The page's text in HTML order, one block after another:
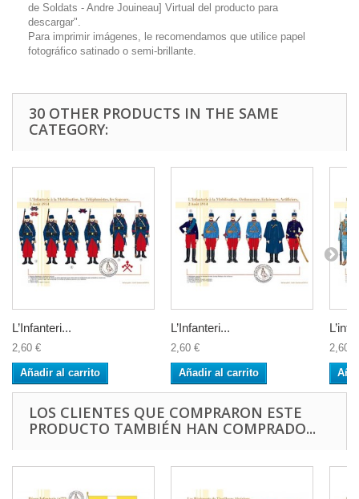
de Soldats - Andre Jouineau] Virtual del producto para
descargar".
Para imprimir imágenes, le recomendamos que utilice papel
fotográfico satinado o semi-brillante.
30 OTHER PRODUCTS IN THE SAME
CATEGORY:
L’Infanteri...
2,60 €
Añadir al carrito
L’Infanteri...
2,60 €
Añadir al carrito
2,60 €
LOS CLIENTES QUE COMPRARON ESTE
PRODUCTO TAMBIÉN HAN COMPRADO...